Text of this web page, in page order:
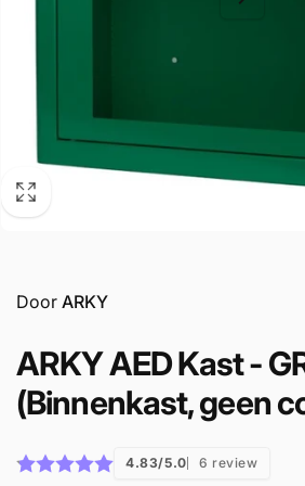
Door ARKY
ARKY AED Kast -
(Binnenkast, geen
4.83/5.0 6 review